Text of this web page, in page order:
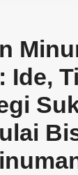
Ide,